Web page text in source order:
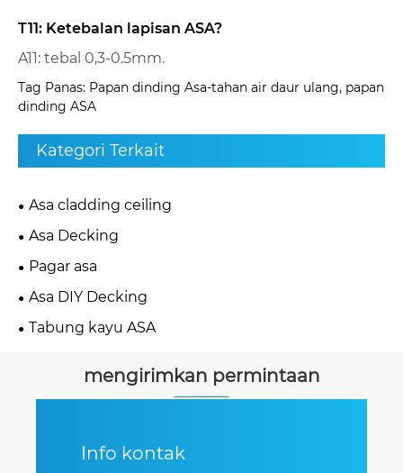
T11: Ketebalan lapisan ASA?
A11: tebal 0,3-0.5mm.
Tag Panas: Papan dinding Asa-tahan air daur ulang, papan
dinding ASA
Kategori Terkait
Asa cladding ceiling
Asa Decking
Pagar asa
Asa DIY Decking
Tabung kayu ASA
mengirimkan permintaan
Info kontak